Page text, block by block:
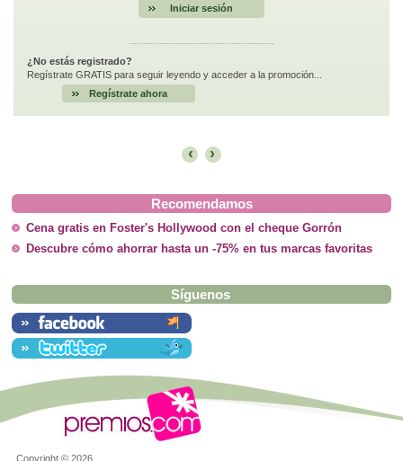
¿No estás registrado?
Regístrate GRATIS para seguir leyendo y acceder a la promoción...
Regístrate ahora
‹ ›
Recomendamos
Cena gratis en Foster's Hollywood con el cheque Gorrón
Descubre cómo ahorrar hasta un -75% en tus marcas favoritas
Síguenos
Copyright © 2026.